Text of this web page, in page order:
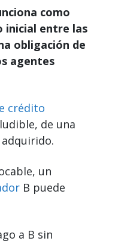
como
inicial entre las
obligación de
agentes
crédito
de una
un
B puede
a B sin